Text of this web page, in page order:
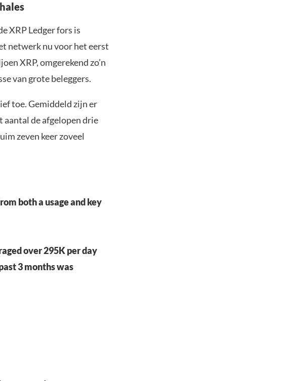
XRP Ledger fors is
netwerk nu voor het eerst
XRP, omgerekend zo’n
van grote beleggers.
toe. Gemiddeld zijn er
aantal de afgelopen drie
zeven keer zoveel
both a usage and key
over 295K per day
3 months was